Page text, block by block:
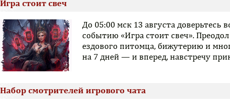
Игра стоит свеч
До 05:00 мск 13 августа доверьтесь
событию «Игра стоит свеч».
ездового питомца, бижутерию и
на 7 дней — и вперед, навстречу
Набор смотрителей игрового чата